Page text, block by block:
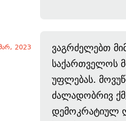
2023
ვაგრძელებთ
საქართველოს
უფლებას.
ძალადობრივ
დემოკრატიულ